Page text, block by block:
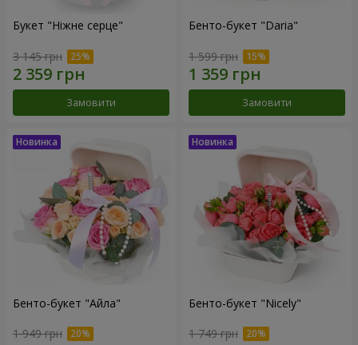
Букет "Ніжне серце"
3 145 грн
Замовити
Бенто-букет "Daria"
1 599 грн
Замовити
Бенто-букет "Айла"
1 949 грн
Бенто-букет "Nicely"
1 749 грн